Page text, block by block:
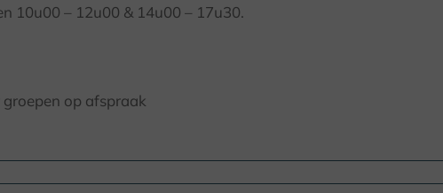
10u00 – 12u00 & 14u00 – 17u30.
op afspraak